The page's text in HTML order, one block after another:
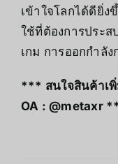
เข้าใจโลกได้ดียิ่
ใช้ที่ต้องการประ
เกม การออกกำลั
*** สนใจสินค้าเ
OA : @metaxr